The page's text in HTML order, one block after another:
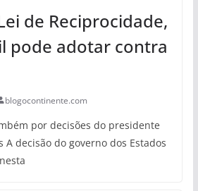
de Reciprocidade,
pode adotar contra
blogocontinente.com
por decisões do presidente
A decisão do governo dos Estados